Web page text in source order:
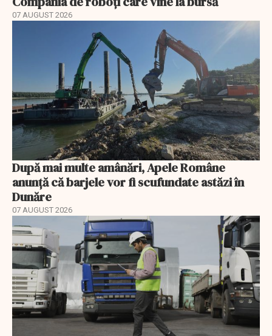
07 AUGUST 2026
După mai multe amânări, Apele Române
anunță că barjele vor fi scufundate astăzi în
Dunăre
07 AUGUST 2026